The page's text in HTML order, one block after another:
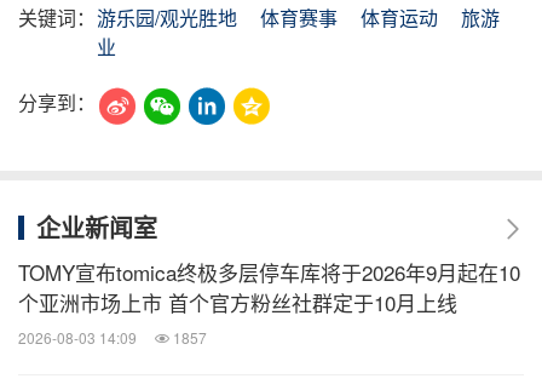
关键词： 游乐园/观光胜地 体育赛事 体育运动
旅游
业
分享到：
企业新闻室
TOMY宣布tomica终极多层停车库将于2026年9月起在10
个亚洲市场上市 首个官方粉丝社群定于10月上线
2026-08-03 14:09 1857